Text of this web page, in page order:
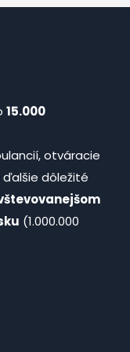
15.000
otváracie
ďalšie dôležité
(1.000.000